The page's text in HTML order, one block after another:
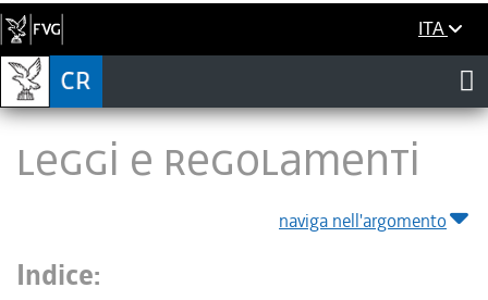
ITA
LEGGI E REGOLAMENTI
naviga nell'argomento
Indice: